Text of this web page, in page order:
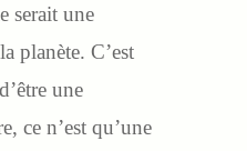
serait une
planète. C’est
une
ce n’est qu’une